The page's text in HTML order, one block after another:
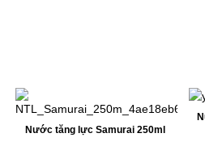
Nước tăng lực Samurai 250ml